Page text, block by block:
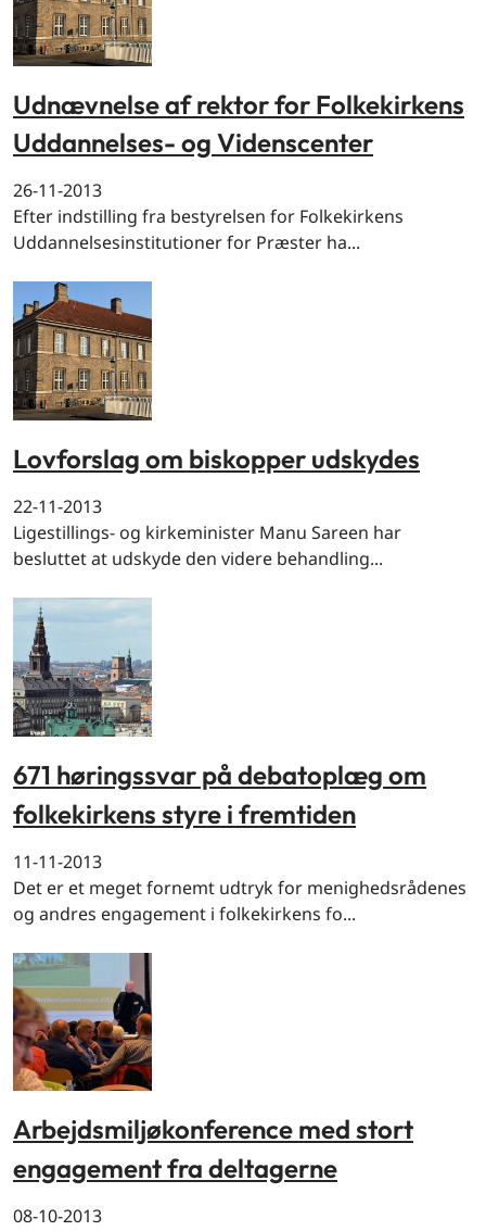
Udnævnelse af rektor for Folkekirkens
Uddannelses- og Videnscenter
26-11-2013
Efter indstilling fra bestyrelsen for Folkekirkens
Uddannelsesinstitutioner for Præster ha...
Lovforslag om biskopper udskydes
22-11-2013
Ligestillings- og kirkeminister Manu Sareen har
besluttet at udskyde den videre behandling...
671 høringssvar på debatoplæg om
folkekirkens styre i fremtiden
11-11-2013
Det er et meget fornemt udtryk for menighedsrådenes
og andres engagement i folkekirkens fo...
Arbejdsmiljøkonference med stort
engagement fra deltagerne
08-10-2013